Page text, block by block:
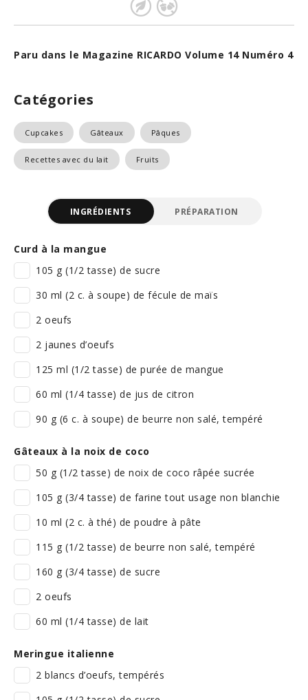
Paru dans le Magazine RICARDO Volume 14 Numéro 4
Catégories
Cupcakes Gâteaux Pâques
Recettes avec du lait Fruits
INGRÉDIENTS PRÉPARATION
Curd à la mangue
105 g (1/2 tasse) de sucre
30 ml (2 c. à soupe) de fécule de maïs
2 oeufs
2 jaunes d’oeufs
125 ml (1/2 tasse) de purée de mangue
60 ml (1/4 tasse) de jus de citron
90 g (6 c. à soupe) de beurre non salé, tempéré
Gâteaux à la noix de coco
50 g (1/2 tasse) de noix de coco râpée sucrée
105 g (3/4 tasse) de farine tout usage non blanchie
10 ml (2 c. à thé) de poudre à pâte
115 g (1/2 tasse) de beurre non salé, tempéré
160 g (3/4 tasse) de sucre
2 oeufs
60 ml (1/4 tasse) de lait
Meringue italienne
2 blancs d’oeufs, tempérés